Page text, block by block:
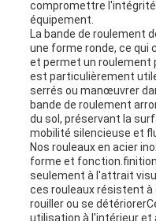
compromettre l'intégrité
équipement.
La bande de roulement
une forme ronde, ce
et permet un roulement
est particulièrement
serrés ou manœuvrer
bande de roulement
du sol, préservant la
mobilité silencieuse et
Nos rouleaux en acier
forme et
seulement à l'attrait
ces rouleaux résistent
rouiller ou se
utilisation à l'intérieur et